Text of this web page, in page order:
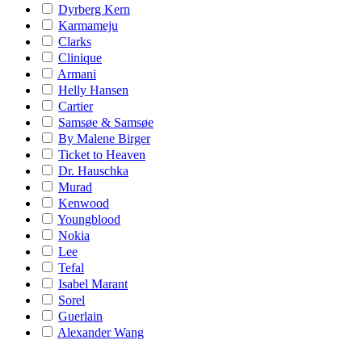
Dyrberg Kern
Karmameju
Clarks
Clinique
Armani
Helly Hansen
Cartier
Samsøe & Samsøe
By Malene Birger
Ticket to Heaven
Dr. Hauschka
Murad
Kenwood
Youngblood
Nokia
Lee
Tefal
Isabel Marant
Sorel
Guerlain
Alexander Wang